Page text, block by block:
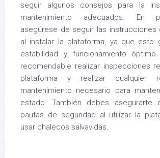
seguir algunos consejos para la
mantenimiento adecuados. En
asegúrese de seguir las instrucciones
al instalar la plataforma, ya que esto
estabilidad y funcionamiento
recomendable realizar inspecciones
plataforma y realizar cualquier
mantenimiento necesario para
estado. También debes asegurarte
pautas de seguridad al utilizar la
usar chalecos salvavidas.